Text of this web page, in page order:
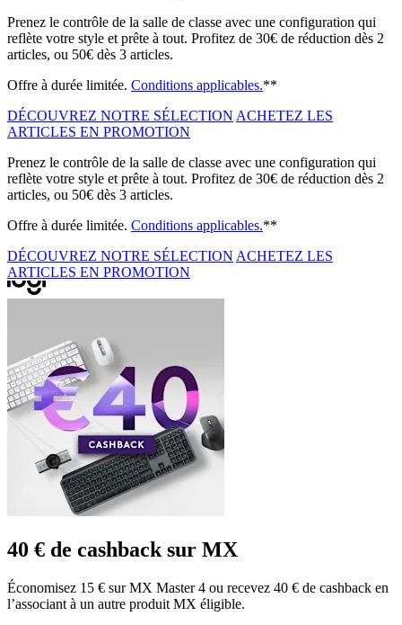
Prenez le contrôle de la salle de classe avec une configuration qui
reflète votre style et prête à tout. Profitez de 30€ de réduction dès 2
articles, ou 50€ dès 3 articles.
Offre à durée limitée. Conditions applicables.**
DÉCOUVREZ NOTRE SÉLECTION ACHETEZ LES
ARTICLES EN PROMOTION
Prenez le contrôle de la salle de classe avec une configuration qui
reflète votre style et prête à tout. Profitez de 30€ de réduction dès 2
articles, ou 50€ dès 3 articles.
Offre à durée limitée. Conditions applicables.**
DÉCOUVREZ NOTRE SÉLECTION ACHETEZ LES
ARTICLES EN PROMOTION
40 € de cashback sur MX
Économisez 15 € sur MX Master 4 ou recevez 40 € de cashback en
l’associant à un autre produit MX éligible.